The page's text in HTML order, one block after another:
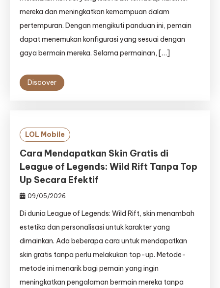
mereka dan meningkatkan kemampuan dalam
pertempuran. Dengan mengikuti panduan ini, pemain
dapat menemukan konfigurasi yang sesuai dengan
gaya bermain mereka. Selama permainan, […]
Discover
LOL Mobile
Cara Mendapatkan Skin Gratis di
League of Legends: Wild Rift Tanpa Top
Up Secara Efektif
09/05/2026
Di dunia League of Legends: Wild Rift, skin menambah
estetika dan personalisasi untuk karakter yang
dimainkan. Ada beberapa cara untuk mendapatkan
skin gratis tanpa perlu melakukan top-up. Metode-
metode ini menarik bagi pemain yang ingin
meningkatkan pengalaman bermain mereka tanpa